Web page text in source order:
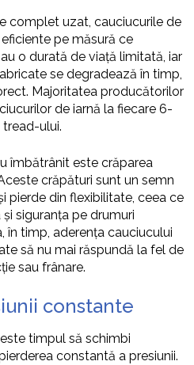
complet uzat, cauciucurile de
pe măsură ce
o durată de viață limitată, iar
se degradează în timp,
Majoritatea producătorilor
de iarnă la fiecare 6-
tread-ului.
îmbătrânit este crăparea
crăpături sunt un semn
pierde din flexibilitate, ceea ce
siguranța pe drumuri
în timp, aderența cauciucului
să nu mai răspundă la fel de
sau frânare.
constante
timpul să schimbi
constantă a presiunii.